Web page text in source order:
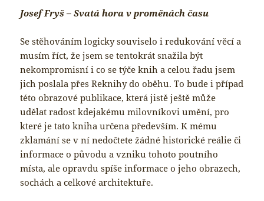
Josef Fryš – Svatá hora v proměnách času
Se stěhováním logicky souviselo i redukování věcí a
musím říct, že jsem se tentokrát snažila být
nekompromisní i co se týče knih a celou řadu jsem
jich poslala přes Reknihy do oběhu. To bude i případ
této obrazové publikace, která jistě ještě může
udělat radost kdejakému milovníkovi umění, pro
které je tato kniha určena především. K mému
zklamání se v ní nedočtete žádné historické reálie či
informace o původu a vzniku tohoto poutního
místa, ale opravdu spíše informace o jeho obrazech,
sochách a celkové architektuře.